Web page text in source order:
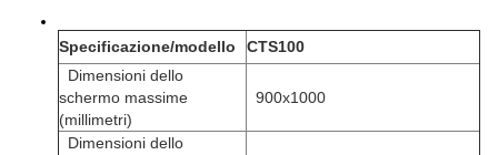
Specificazione/modello
CTS100
Dimensioni dello
schermo massime
(millimetri)
900x1000
Dimensioni dello